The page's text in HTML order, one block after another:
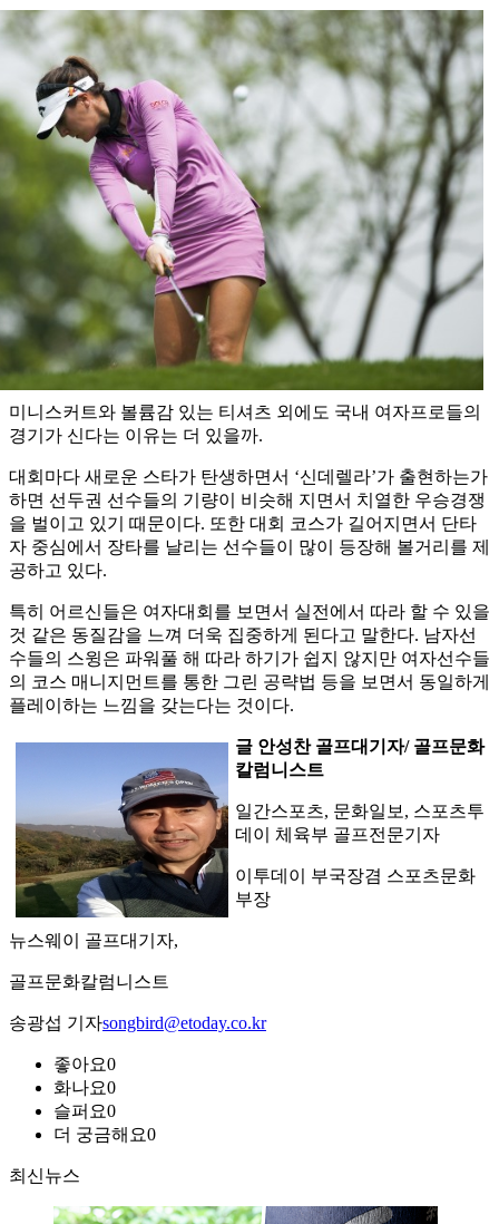
미니스커트와 볼륨감 있는 티셔츠 외에도 국내 여자프로들의
경기가 신다는 이유는 더 있을까.
대회마다 새로운 스타가 탄생하면서 ‘신데렐라’가 출현하는가
하면 선두권 선수들의 기량이 비슷해 지면서 치열한 우승경쟁
을 벌이고 있기 때문이다. 또한 대회 코스가 길어지면서 단타
자 중심에서 장타를 날리는 선수들이 많이 등장해 볼거리를 제
공하고 있다.
특히 어르신들은 여자대회를 보면서 실전에서 따라 할 수 있을
것 같은 동질감을 느껴 더욱 집중하게 된다고 말한다. 남자선
수들의 스윙은 파워풀 해 따라 하기가 쉽지 않지만 여자선수들
의 코스 매니지먼트를 통한 그린 공략법 등을 보면서 동일하게
플레이하는 느낌을 갖는다는 것이다.
글 안성찬 골프대기자/ 골프문화
칼럼니스트
일간스포츠, 문화일보, 스포츠투
데이 체육부 골프전문기자
이투데이 부국장겸 스포츠문화
부장
뉴스웨이 골프대기자,
골프문화칼럼니스트
송광섭 기자songbird@etoday.co.kr
좋아요0
화나요0
슬퍼요0
더 궁금해요0
최신뉴스